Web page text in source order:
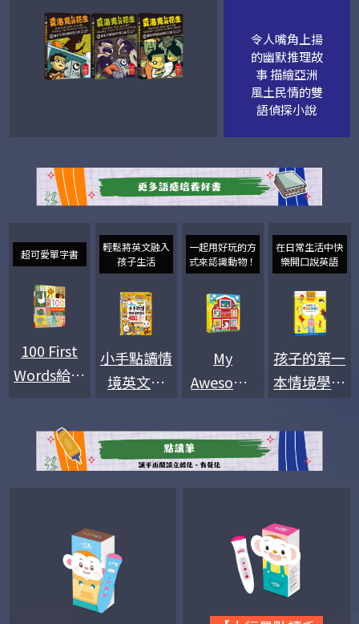
令人嘴角上揚
的幽默推理故
事 描繪亞洲
風土民情的雙
語偵探小說
超可愛單字書
100 First
Words給小
本中英100
單字書
輕鬆將英文融入
孩子生活
小手點讀情
境英文會
超人
一起用好玩的方
式來認識動物！
My
Awesome
Book【超
大動物造型
書】
在日常生活中快
樂開口說英語
孩子的第一
本情境學習
The
Picture
Book of
Phrases
That Make
You Happy